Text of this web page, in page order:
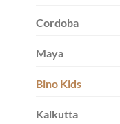
Cordoba
Maya
Bino Kids
Kalkutta